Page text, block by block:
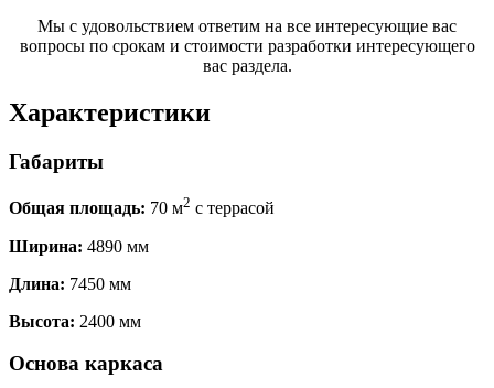
Мы с удовольствием ответим на все интересующие вас
вопросы по срокам и стоимости разработки интересующего
вас раздела.
Характеристики
Габариты
Общая площадь: 70 м2 с террасой
Ширина: 4890 мм
Длина: 7450 мм
Высота: 2400 мм
Основа каркаса